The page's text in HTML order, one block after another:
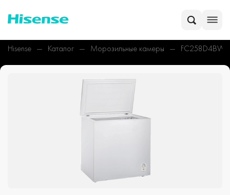
Hisense Каталог Морозильные камеры FC258D4BW1